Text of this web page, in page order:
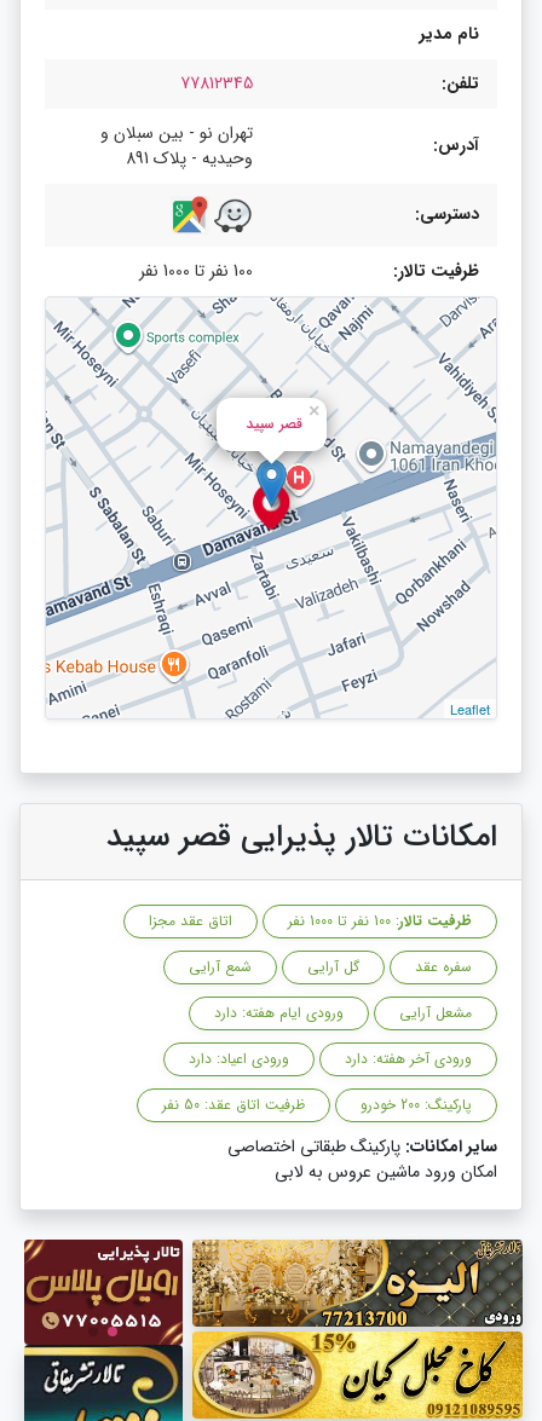
نام مدیر
تلفن:
77812345
آدرس:
تهران نو - بین سبلان و
وحیدیه - پلاک 891
دسترسی:
ظرفیت تالار: 100 نفر تا 1000 نفر
قصر سپید
×
Leaflet
امکانات تالار پذیرایی قصر سپید
ظرفیت تالار: 100 نفر تا 1000 نفر
اتاق عقد مجزا
سفره عقد
گل آرایی
شمع آرایی
مشعل آرایی
ورودی ایام هفته: دارد
ورودی آخر هفته: دارد
ورودی اعیاد: دارد
پارکینگ: 200 خودرو
ظرفیت اتاق عقد: 50 نفر
سایر امکانات: پارکینگ طبقاتی اختصاصی
امکان ورود ماشین عروس به لابی